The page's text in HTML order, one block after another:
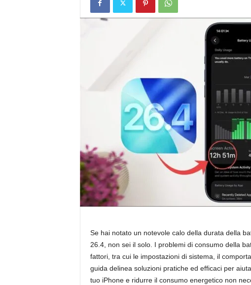
Se hai notato un notevole calo della durata della
26.4, non sei il solo. I problemi di consumo della
fattori, tra cui le impostazioni di sistema, il
guida delinea soluzioni pratiche ed efficaci per
tuo iPhone e ridurre il consumo energetico non